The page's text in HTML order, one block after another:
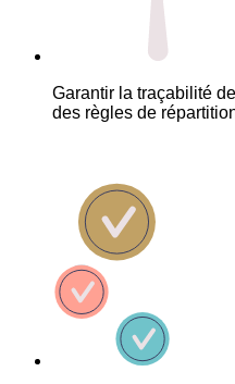
Garantir la traçabilité
des règles de